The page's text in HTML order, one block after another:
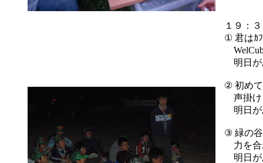
１９：
① 君はｶ
明日が
② 初め
声掛け
明日が
③ 緑の
力を合
明日が